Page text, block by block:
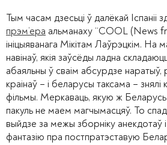
Тым часам дзесьці ў далёкай Іспаніі
прэм’ера альманаху “COOL (News
ініцыяванага Мікітам Лаўрэцкім. На
навінаў, якія заўсёды ладна
абаяльны ў сваім абсурдзе
краінаў – і беларусы таксама –
фільмы. Меркаваць, якую ж
пакуль не маем магчымасцяў. То
выйдзе за межы зборніку
фантазію пра постпратэставую